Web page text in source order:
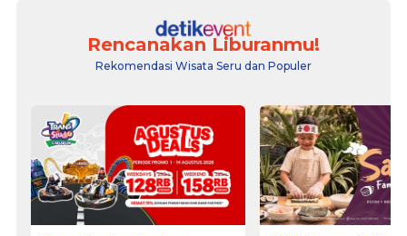
Rencanakan Liburanmu!
Rekomendasi Wisata Seru dan Populer